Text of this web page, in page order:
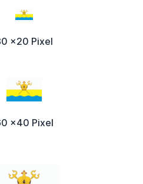
x20 Pixel
x40 Pixel